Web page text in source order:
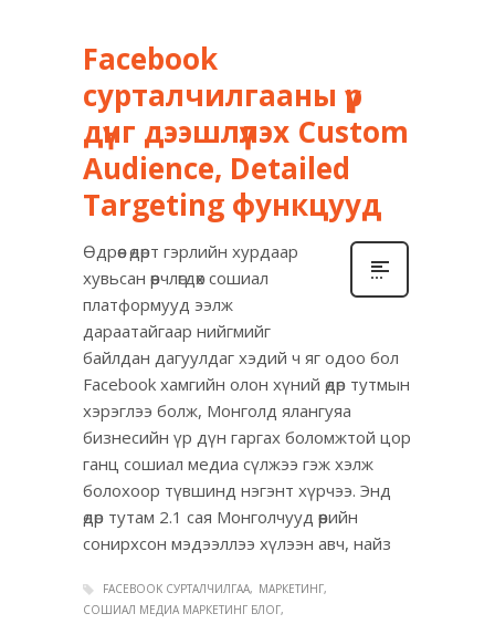
Facebook
сурталчилгааны үр
дүнг дээшлүүлэх Custom
Audience, Detailed
Targeting функцууд
Өдрөөс өдөрт гэрлийн хурдаар
хувьсан өөрчлөгдөх сошиал
платформууд ээлж
дараатайгаар нийгмийг
байлдан дагуулдаг хэдий ч яг одоо бол
Facebook хамгийн олон хүний өдөр тутмын
хэрэглээ болж, Монголд ялангуяа
бизнесийн үр дүн гаргах боломжтой цор
ганц сошиал медиа сүлжээ гэж хэлж
болохоор түвшинд нэгэнт хүрчээ. Энд
өдөр тутам 2.1 сая Монголчууд өөрийн
сонирхсон мэдээллээ хүлээн авч, найз
FACEBOOK СУРТАЛЧИЛГАА
МАРКЕТИНГ
СОШИАЛ МЕДИА МАРКЕТИНГ БЛОГ